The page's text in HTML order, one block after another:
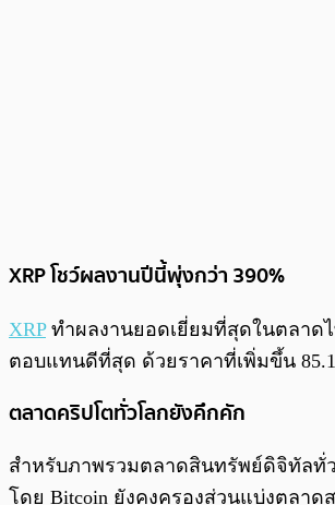
XRP โชว์ผลงานปีนี้พุ่งกว่า 390%
XRPทำผลงานยอดเยี่ยมที่สุดในตลาด
ตอบแทนดีที่สุด ด้วยราคาที่เพิ่มขึ้น
ตลาดคริปโตทั่วโลกยังคึกคัก
สำหรับภาพรวมตลาดสินทรัพย์ดิจิทัลทั่ว
โดย Bitcoin ยังคงครองส่วนแบ่งตลา